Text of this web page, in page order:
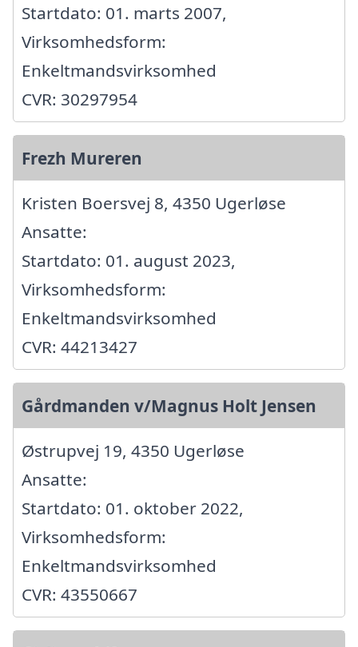
Startdato: 01. marts 2007,
Virksomhedsform:
Enkeltmandsvirksomhed
CVR: 30297954
Frezh Mureren
Kristen Boersvej 8, 4350 Ugerløse
Ansatte:
Startdato: 01. august 2023,
Virksomhedsform:
Enkeltmandsvirksomhed
CVR: 44213427
Gårdmanden v/Magnus Holt Jensen
Østrupvej 19, 4350 Ugerløse
Ansatte:
Startdato: 01. oktober 2022,
Virksomhedsform:
Enkeltmandsvirksomhed
CVR: 43550667